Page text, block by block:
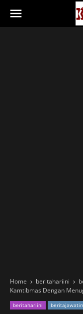
Home beritahariini
Kamtibmas Dengan
beritahariini